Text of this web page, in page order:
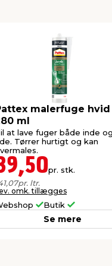
malerfuge hvid
ml
at lave fuger både inde
Tørrer hurtigt og kan
pr. stk.
pr. ltr.
omk. tillægges
Butik
Se mere